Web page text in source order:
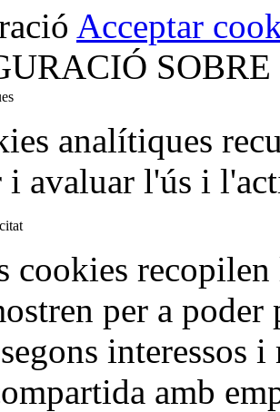
Acceptar
analítiques
i avaluar l'ús i
cookies
per a
interessos
amb